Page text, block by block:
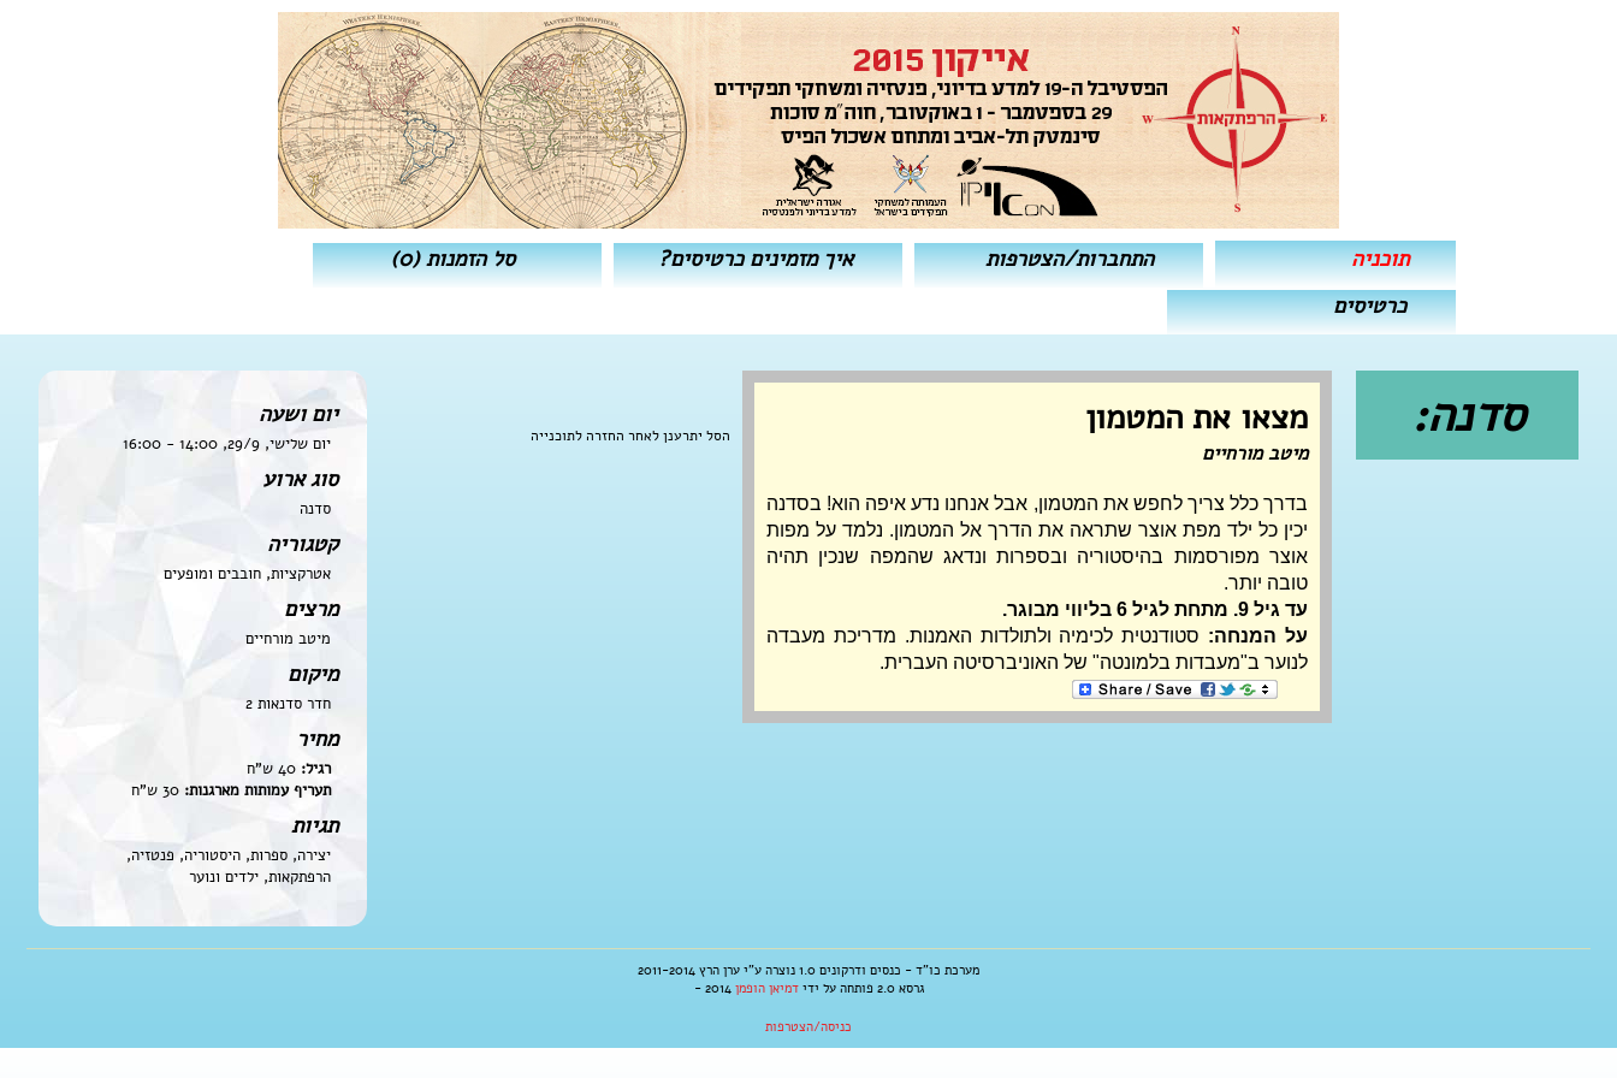
תוכניה התחברות/הצטרפות איך מזמינים כרטיסים? סל הזמנות(0)
כרטיסים
סדנה: מצאו את המטמון
מיטב מורחיים
טובה יותר.
עד גיל 9. מתחת לגיל 6 בליווי מבוגר.
על המנחה:
לנוער ב"מעבדות בלמונטה" של האוניברסיטה העברית.
יום ושעה
יום שלישי, 29/9, 14:00 - 16:00
סוג ארוע
סדנה
קטגוריה
אטרקציות, חובבים ומופעים
מרצים
מיטב מורחיים
מיקום
חדר סדנאות 2
מחיר
רגיל:
תעריף עמותות מארגנות:
תגיות
יצירה, ספרות, היסטוריה, פנטזיה,
הרפתקאות, ילדים ונוער
הסל יתרענן לאחר החזרה לתוכנייה
מערכת כו"ד - כנסים ודרקונים 1.0 נוצרה ע"י ערן הרץ 2011-2014
גרסא 2.0 פותחה על ידי
דמיאן הופמן 2014 -
כניסה/הצטרפות